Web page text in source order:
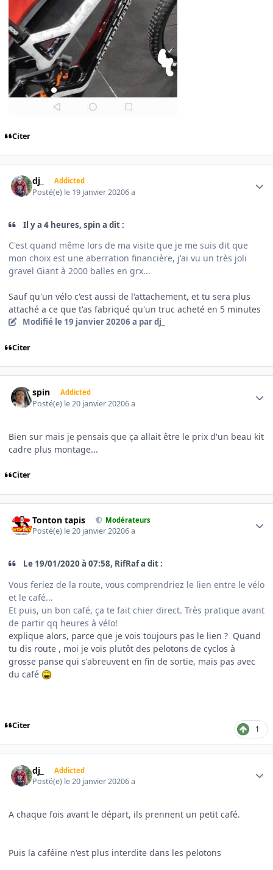
Citer
dj_ Addicted
Posté(e) le 19 janvier 20206 a
Il y a 4 heures, spin a dit :
C'est quand même lors de ma visite que je me suis dit que
mon choix est une aberration financière, j'ai vu un très joli
gravel Giant à 2000 balles en grx...
Sauf qu'un vélo c'est aussi de l'attachement, et tu sera plus
attaché a ce que t'as fabriqué qu'un truc acheté en 5 minutes
Modifié le 19 janvier 20206 a par dj_
Citer
spin Addicted
Posté(e) le 20 janvier 20206 a
Bien sur mais je pensais que ça allait être le prix d'un beau kit
cadre plus montage...
Citer
Tonton tapis Modérateurs
Posté(e) le 20 janvier 20206 a
Le 19/01/2020 à 07:58, RifRaf a dit :
Vous feriez de la route, vous comprendriez le lien entre le vélo
et le café...
Et puis, un bon café, ça te fait chier direct. Très pratique avant
de partir qq heures à vélo!
explique alors, parce que je vois toujours pas le lien ? Quand
tu dis route , moi je vois plutôt des pelotons de cyclos à
grosse panse qui s'abreuvent en fin de sortie, mais pas avec
du café
Citer 1
dj_ Addicted
Posté(e) le 20 janvier 20206 a
A chaque fois avant le départ, ils prennent un petit café.
Puis la caféine n'est plus interdite dans les pelotons